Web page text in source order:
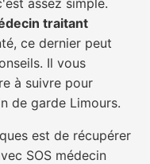
assez simple.
traitant
ce dernier peut
Il vous
à suivre pour
de garde Limours.
est de récupérer
SOS médecin